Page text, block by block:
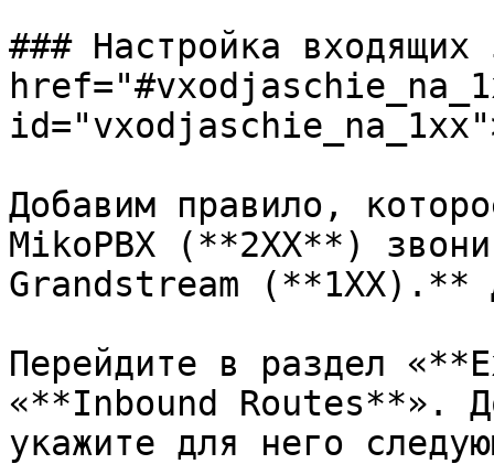
### Настройка
Добавим правило,
MikoPBX (**2XX**)
Grandstream (**1XX).**
Перейдите в раздел
«**Inbound Routes**».
укажите для него